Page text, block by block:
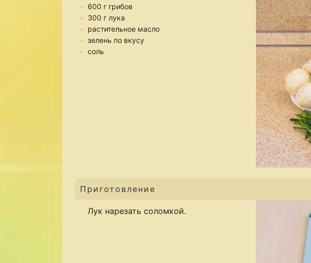
600 г грибов
300 г лука
растительное масло
зелень по вкусу
соль
Приготовление
Лук нарезать соломкой.